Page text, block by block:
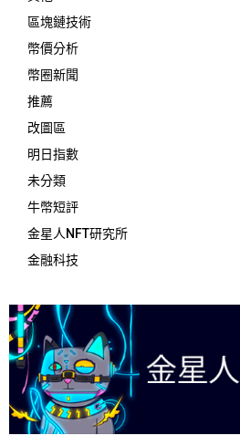
區塊鏈技術
幣價分析
幣圈新聞
推薦
改圖區
明日指數
未分類
牛幣短評
金星人NFT研究所
金融科技